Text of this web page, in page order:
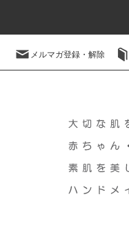
メルマガ登録・解除